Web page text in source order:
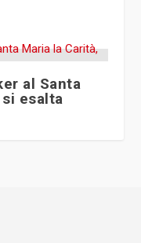
al Santa
esalta